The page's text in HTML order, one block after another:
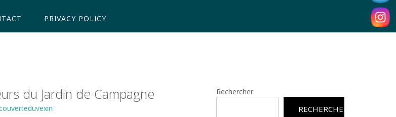
PRIVACY POLICY
du Jardin de Campagne Rechercher
RECHERCHER